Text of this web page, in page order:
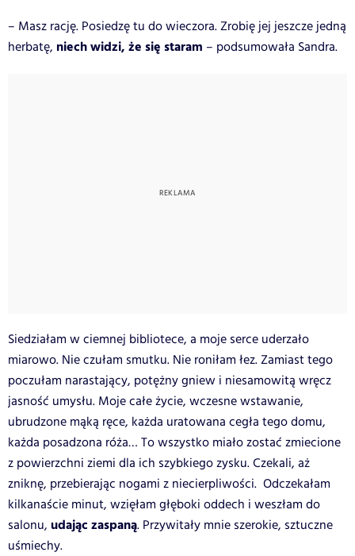
– Masz rację. Posiedzę tu do wieczora. Zrobię jej jeszcze jedną
herbatę, niech widzi, że się staram – podsumowała Sandra.
Siedziałam w ciemnej bibliotece, a moje serce uderzało
miarowo. Nie czułam smutku. Nie roniłam łez. Zamiast tego
poczułam narastający, potężny gniew i niesamowitą wręcz
jasność umysłu. Moje całe życie, wczesne wstawanie,
ubrudzone mąką ręce, każda uratowana cegła tego domu,
każda posadzona róża… To wszystko miało zostać zmiecione
z powierzchni ziemi dla ich szybkiego zysku. Czekali, aż
zniknę, przebierając nogami z niecierpliwości. Odczekałam
kilkanaście minut, wzięłam głęboki oddech i weszłam do
salonu, udając zaspaną. Przywitały mnie szerokie, sztuczne
uśmiechy.